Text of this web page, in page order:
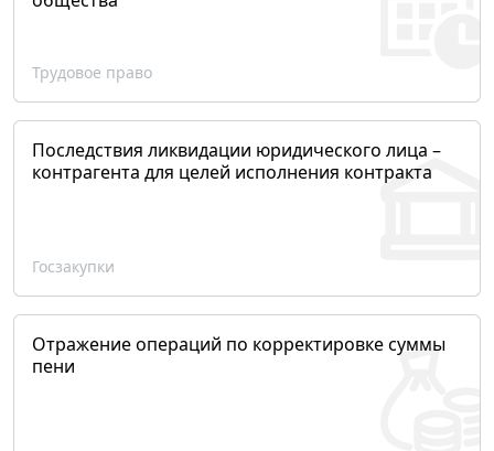
Трудовое право
Последствия ликвидации юридического лица –
контрагента для целей исполнения контракта
Госзакупки
Отражение операций по корректировке суммы
пени